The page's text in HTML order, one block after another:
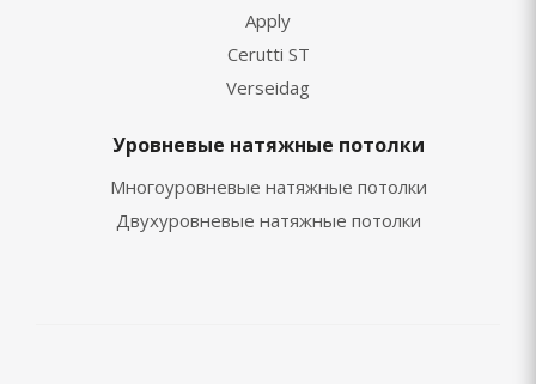
Apply
Cerutti ST
Verseidag
Уровневые натяжные потолки
Многоуровневые натяжные потолки
Двухуровневые натяжные потолки